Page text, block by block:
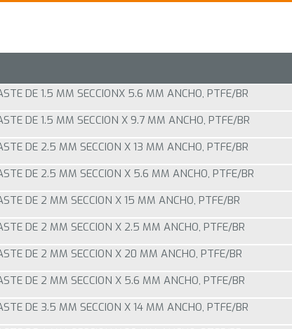
DE 1.5 MM SECCIONX 5.6 MM ANCHO, PTFE/BR
DE 1.5 MM SECCION X 9.7 MM ANCHO, PTFE/BR
DE 2.5 MM SECCION X 13 MM ANCHO, PTFE/BR
DE 2.5 MM SECCION X 5.6 MM ANCHO, PTFE/BR
DE 2 MM SECCION X 15 MM ANCHO, PTFE/BR
DE 2 MM SECCION X 2.5 MM ANCHO, PTFE/BR
DE 2 MM SECCION X 20 MM ANCHO, PTFE/BR
DE 2 MM SECCION X 5.6 MM ANCHO, PTFE/BR
DE 3.5 MM SECCION X 14 MM ANCHO, PTFE/BR